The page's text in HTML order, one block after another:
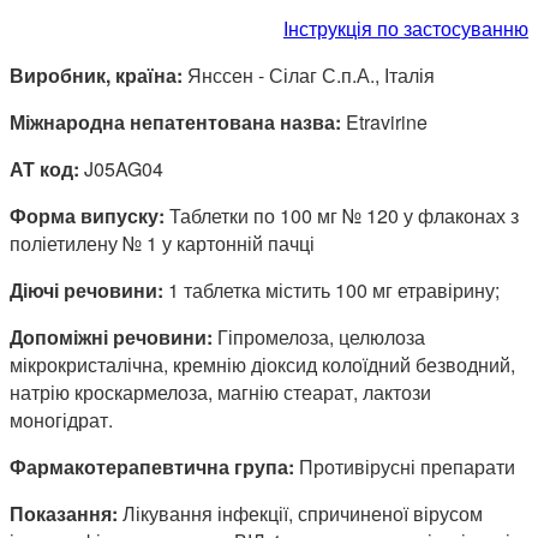
Інструкція по застосуванню
Виробник, країна: Янссен - Сілаг С.п.А., Італія
Міжнародна непатентована назва: Etravirine
АТ код: J05AG04
Форма випуску: Таблетки по 100 мг № 120 у флаконах з
поліетилену № 1 у картонній пачці
Діючі речовини: 1 таблетка містить 100 мг етравірину;
Допоміжні речовини: Гіпромелоза, целюлоза
мікрокристалічна, кремнію діоксид колоїдний безводний,
натрію кроскармелоза, магнію стеарат, лактози
моногідрат.
Фармакотерапевтична група: Противірусні препарати
Показання: Лікування інфекції, спричиненої вірусом